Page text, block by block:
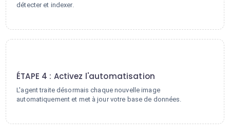
détecter et indexer.
ÉTAPE 4 : Activez l'automatisation
L'agent traite désormais chaque nouvelle image
automatiquement et met à jour votre base de données.